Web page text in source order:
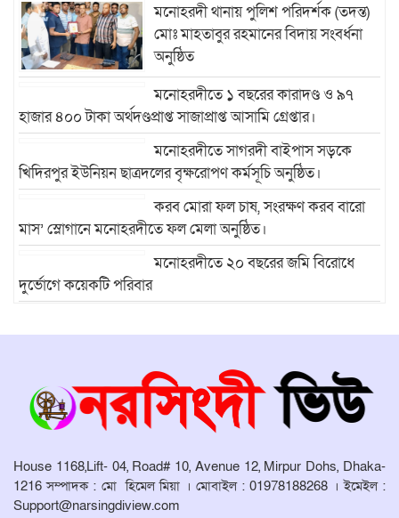
মনোহরদী থানায় পুলিশ পরিদর্শক (তদন্ত)
মোঃ মাহতাবুর রহমানের বিদায় সংবর্ধনা
অনুষ্ঠিত
মনোহরদীতে ১ বছরের কারাদণ্ড ও ৯৭
হাজার ৪০০ টাকা অর্থদণ্ডপ্রাপ্ত সাজাপ্রাপ্ত আসামি গ্রেপ্তার।
মনোহরদীতে সাগরদী বাইপাস সড়কে
খিদিরপুর ইউনিয়ন ছাত্রদলের বৃক্ষরোপণ কর্মসূচি অনুষ্ঠিত।
করব মোরা ফল চাষ, সংরক্ষণ করব বারো
মাস’ স্লোগানে মনোহরদীতে ফল মেলা অনুষ্ঠিত।
মনোহরদীতে ২০ বছরের জমি বিরোধে
দুর্ভোগে কয়েকটি পরিবার
প্রদান ও সংবর্ধনা অনুষ্ঠান অনুষ্ঠিত।
মনোহরদীর চর আহাম্মদপুরে পানিবন্দি
মানুষের সংবাদ প্রকাশের জেরে সাংবাদিক
মনোহরদীতে উপজেলা দুর্যোগ ব্যবস্থাপনা
কমিটির সভা অনুষ্ঠিত
House 1168,Lift- 04, Road# 10, Avenue 12, Mirpur Dohs, Dhaka-
1216 সম্পাদক : মো হিমেল মিয়া । মোবাইল : 01978188268 । ইমেইল :
Support@narsingdiview.com